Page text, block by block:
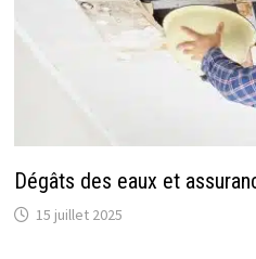
Dégâts des eaux et
15 juillet 2025